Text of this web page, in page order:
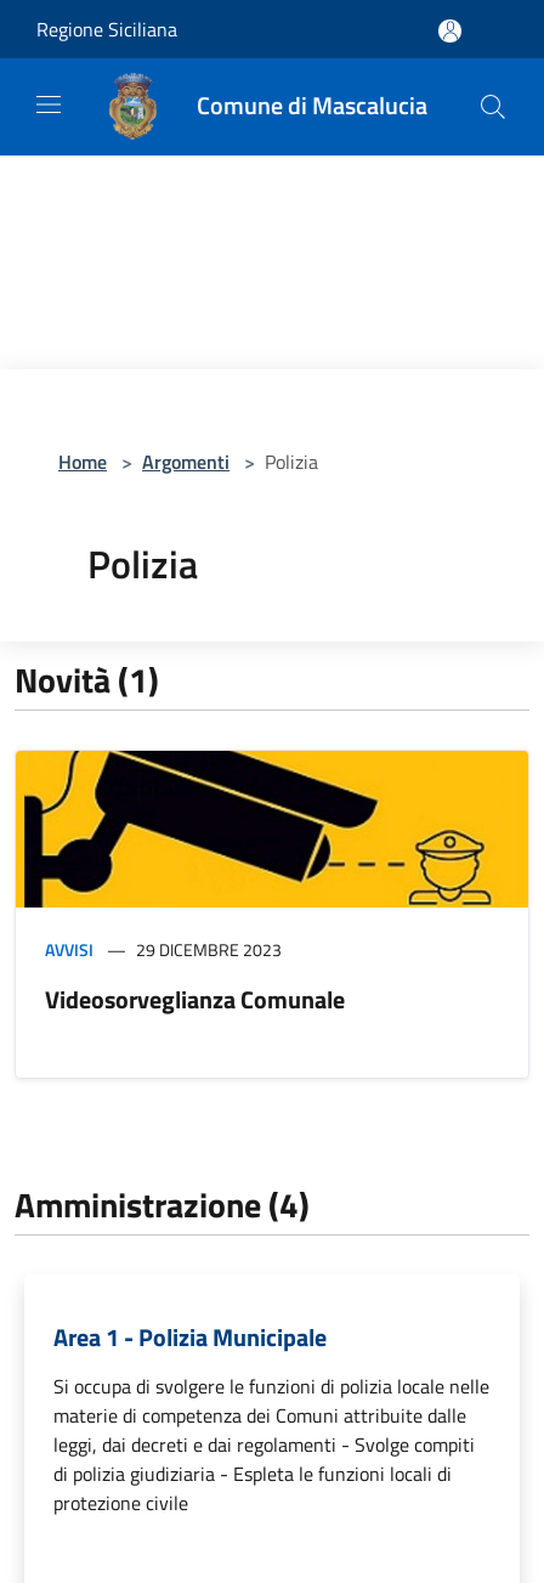
Regione Siciliana
Comune di Mascalucia
Home > Argomenti > Polizia
Polizia
Novità (1)
AVVISI 29 DICEMBRE 2023
Videosorveglianza Comunale
Amministrazione (4)
Area 1 - Polizia Municipale
Si occupa di svolgere le funzioni di polizia locale nelle
materie di competenza dei Comuni attribuite dalle
leggi, dai decreti e dai regolamenti - Svolge compiti
di polizia giudiziaria - Espleta le funzioni locali di
protezione civile